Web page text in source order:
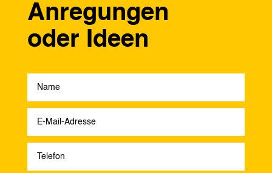
Anregungen
oder Ideen